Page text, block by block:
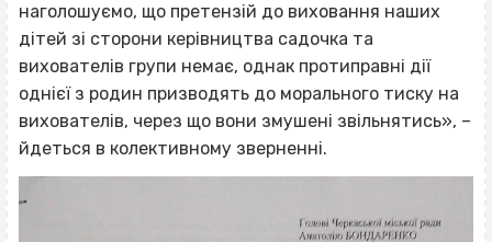
наголошуємо, що претензій до виховання наших
дітей зі сторони керівництва садочка та
вихователів групи немає, однак протиправні дії
однієї з родин призводять до морального тиску на
вихователів, через що вони змушені звільнятись», –
йдеться в колективному зверненні.